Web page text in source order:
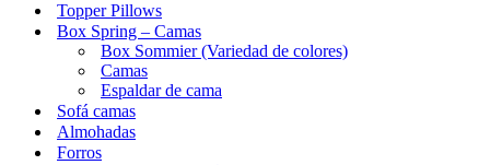
Topper Pillows
Box Spring – Camas
Box Sommier (Variedad de colores)
Camas
Espaldar de cama
Sofá camas
Almohadas
Forros